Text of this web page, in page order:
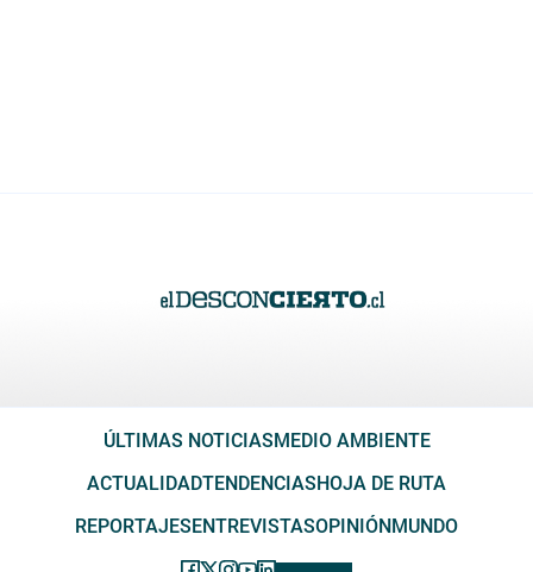
ÚLTIMAS NOTICIAS MEDIO AMBIENTE
ACTUALIDADTENDENCIAS HOJA DE RUTA
REPORTAJES ENTREVISTASOPINIÓN MUNDO